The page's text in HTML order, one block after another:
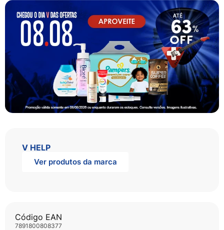
V HELP
Ver produtos da marca
Código EAN
7891800808377